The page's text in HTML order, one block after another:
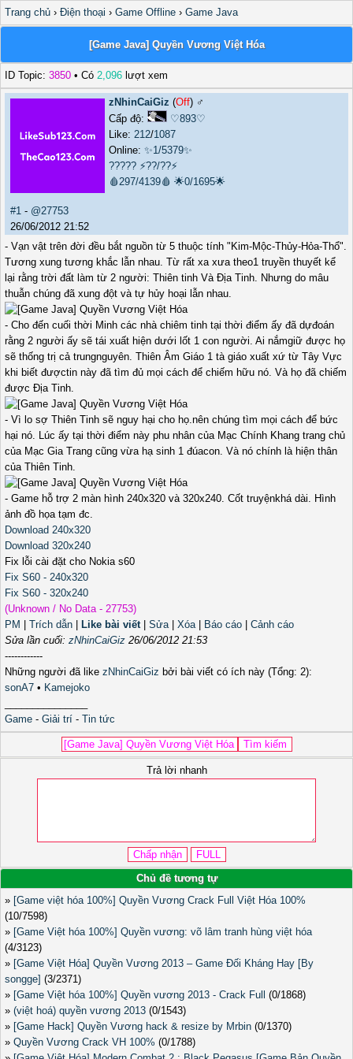
Trang chủ › Điện thoại › Game Offline › Game Java
[Game Java] Quyền Vương Việt Hóa
ID Topic: 3850 • Có 2,096 lượt xem
zNhinCaiGiz (Off) ♂️
Cấp độ:
♡893♡
Like: 212/1087
Online: ✨1/5379✨
????? ⚡??/??⚡
🩸297/4139🩸 🌟0/1695🌟
#1 - @27753
26/06/2012 21:52
- Vạn vật trên đời đều bắt nguồn từ 5 thuộc tính "Kim-Mộc-Thủy-Hỏa-Thổ".
Tương xung tương khắc lẫn nhau. Từ rất xa xưa theo1 truyền thuyết kể
lại rằng trời đất làm từ 2 người: Thiên tinh Và Địa Tinh. Nhưng do mâu
thuẫn chúng đã xung đột và tự hủy hoại lẫn nhau.
- Cho đến cuối thời Minh các nhà chiêm tinh tại thời điểm ấy đã dựđoán
rằng 2 người ấy sẽ tái xuất hiện dưới lốt 1 con người. Ai nắmgiữ được họ
sẽ thống trị cả trungnguyên. Thiên Âm Giáo 1 tà giáo xuất xứ từ Tây Vực
khi biết đượctin này đã tìm đủ mọi cách để chiếm hữu nó. Và họ đã chiếm
được Địa Tinh.
- Vì lo sợ Thiên Tinh sẽ nguy hại cho họ.nên chúng tìm mọi cách để bức
hại nó. Lúc ấy tại thời điểm này phu nhân của Mạc Chính Khang trang chủ
của Mạc Gia Trang cũng vừa hạ sinh 1 đúacon. Và nó chính là hiện thân
của Thiên Tinh.
- Game hỗ trợ 2 màn hình 240x320 và 320x240. Cốt truyệnkhá dài. Hình
ảnh đồ họa tạm đc.
Download 240x320
Download 320x240
Fix lỗi cài đặt cho Nokia s60
Fix S60 - 240x320
Fix S60 - 320x240
(Unknown / No Data - 27753)
PM
Trích dẫn Like bài viết| Sửa| Xóa| Báo cáo
Cảnh cáo
Sửa lần cuối: zNhinCaiGiz 26/06/2012 21:53
------------
Những người đã like zNhinCaiGiz bởi bài viết có ích này (Tổng: 2):
sonA7 • Kamejoko
Game - Giải trí - Tin tức
Trả lời nhanh
Chủ đề tương tự
» [Game việt hóa 100%] Quyền Vương Crack Full Việt Hóa 100%
(10/7598)
» [Game Việt hóa 100%] Quyền vương: võ lâm tranh hùng việt hóa
(4/3123)
» [Game Việt Hóa] Quyền Vương 2013 – Game Đối Kháng Hay [By
songge] (3/2371)
» [Game Việt hóa 100%] Quyền vương 2013 - Crack Full
(0/1868)
» (việt hoá) quyền vương 2013 (0/1543)
» [Game Hack] Quyền Vương hack & resize by Mrbin (0/1370)
» Quyền Vương Crack VH 100% (0/1788)